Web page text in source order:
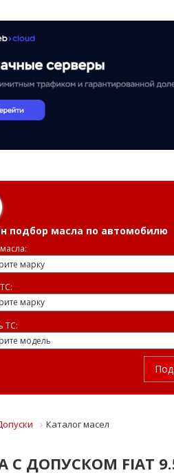
подбор масла по автомобилю
ТС:
Каталог масел
С ДОПУСКОМ FIAT